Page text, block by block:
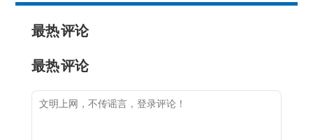
最热评论
最热评论